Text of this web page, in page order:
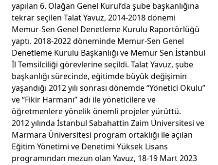
yapılan 6. Olağan Genel Kurul’da şube başkanlığına
tekrar seçilen Talat Yavuz, 2014-2018 dönemi
Memur-Sen Genel Denetleme Kurulu Raportörlüğü
yaptı. 2018-2022 döneminde Memur-Sen Genel
Denetleme Kurulu Başkanlığı ve Memur Sen İstanbul
İl Temsilciliği görevlerine seçildi. Talat Yavuz, şube
başkanlığı sürecinde, eğitimde büyük değişimin
yaşandığı 2012 yılı sonrası dönemde “Yönetici Okulu”
ve “Fikir Harmanı” adı ile yöneticilere ve
öğretmenlere yönelik önemli projeler yürüttü.
2012 yılında İstanbul Sabahattin Zaim Üniversitesi ve
Marmara Üniversitesi program ortaklığı ile açılan
Eğitim Yönetimi ve Denetimi Yüksek Lisans
programından mezun olan Yavuz, 18-19 Mart 2023